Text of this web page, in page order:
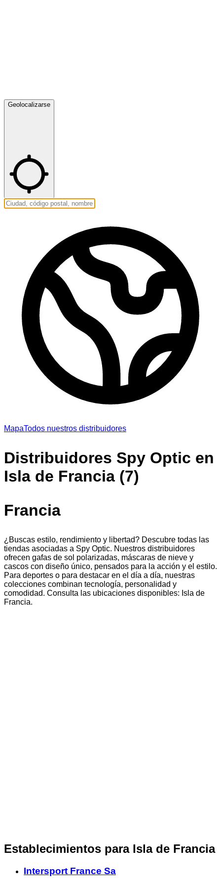
Geolocalizarse
MapaTodos nuestros distribuidores
Distribuidores Spy Optic en
Isla de Francia (7)
Francia
¿Buscas estilo, rendimiento y libertad? Descubre todas las
tiendas asociadas a Spy Optic. Nuestros distribuidores
ofrecen gafas de sol polarizadas, máscaras de nieve y
cascos con diseño único, pensados para la acción y el estilo.
Para deportes o para destacar en el día a día, nuestras
colecciones combinan tecnología, personalidad y
comodidad. Consulta las ubicaciones disponibles: Isla de
Francia.
Establecimientos para Isla de Francia
Intersport France Sa